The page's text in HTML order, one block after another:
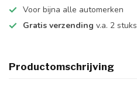
Voor bijna alle automerken
Gratis verzending v.a. 2 stuks
Productomschrijving